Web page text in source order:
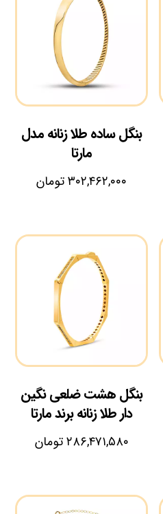
بنگل ساده طلا زنانه مدل
مارتا
۳۰۲,۴۶۲,۰۰۰تومان
بنگل هشت ضلعی نگین
دار طلا زنانه برند مارتا
۲۸۶,۴۷۱,۵۸۰تومان